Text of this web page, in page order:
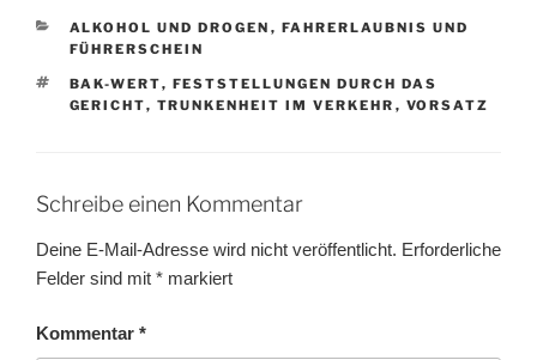
KATEGORIEN
ALKOHOL UND DROGEN , FAHRERLAUBNIS UND
FÜHRERSCHEIN
SCHLAGWÖRTER
BAK-WERT, FESTSTELLUNGEN DURCH DAS
GERICHT, TRUNKENHEIT IM VERKEHR , VORSATZ
Schreibe einen Kommentar
Deine E-Mail-Adresse wird nicht veröffentlicht. Erforderliche
Felder sind mit * markiert
Kommentar *